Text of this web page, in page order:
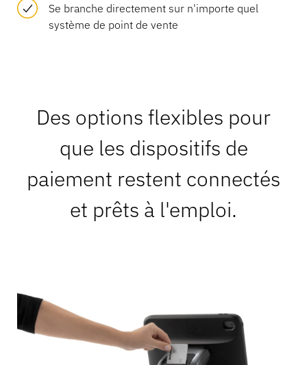
Se branche directement sur n'importe quel
système de point de vente
Des options flexibles pour
que les dispositifs de
paiement restent connectés
et prêts à l'emploi.